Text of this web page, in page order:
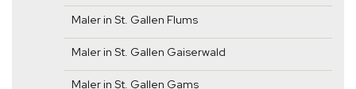
Maler in St. Gallen Flums
Maler in St. Gallen Gaiserwald
Maler in St. Gallen Gams